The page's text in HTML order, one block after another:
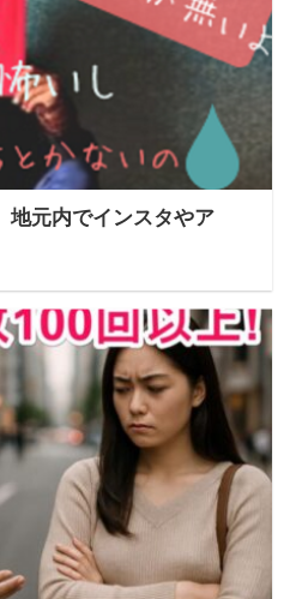
地元内でインスタやア